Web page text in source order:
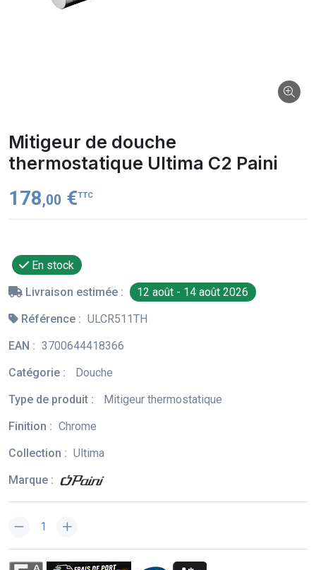
Mitigeur de douche
thermostatique Ultima C2 Paini
178,00 €TTC
En stock
Livraison estimée :
12 août - 14 août 2026
Référence : ULCR511TH
EAN : 3700644418366
Catégorie :
Douche
Type de produit :
Mitigeur thermostatique
Finition : Chrome
Collection : Ultima
Marque :